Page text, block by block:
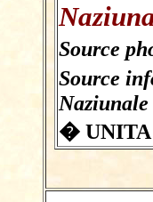
Source
Source
Naziunale
�